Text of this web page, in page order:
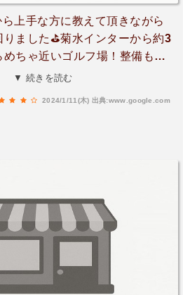
上手な方に教えて頂きながら
ました⛳菊水インターから約3
ちゃ近いゴルフ場！整備もし
キレイ🌈県外からも来られる方
▼ 続きを読む
2024/1/11(木) 出典:www.google.com